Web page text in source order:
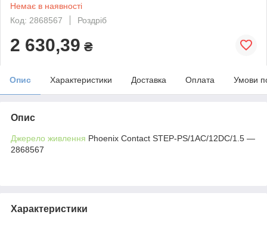
Немає в наявності
Код: 2868567
Роздріб
2 630,39 ₴
Опис Характеристики Доставка Оплата Умови
Опис
Джерело живлення Phoenix Contact STEP-PS/1AC/12DC/1.5 —
2868567
Характеристики